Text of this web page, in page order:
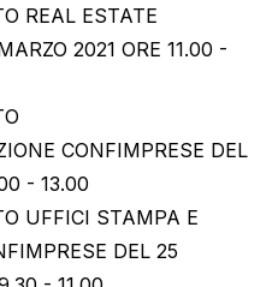
REAL ESTATE
2021 ORE 11.00 -
CONFIMPRESE DEL
- 13.00
UFFICI STAMPA E
DEL 25